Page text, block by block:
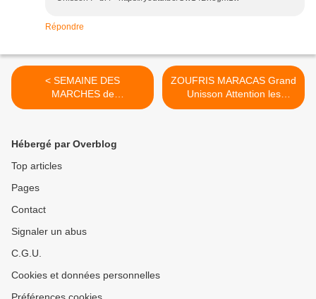
Répondre
< SEMAINE DES
MARCHES de
l’Agglomération...
ZOUFRIS MARACAS Grand
Unisson Attention les
mecs,... >
Hébergé par Overblog
Top articles
Pages
Contact
Signaler un abus
C.G.U.
Cookies et données personnelles